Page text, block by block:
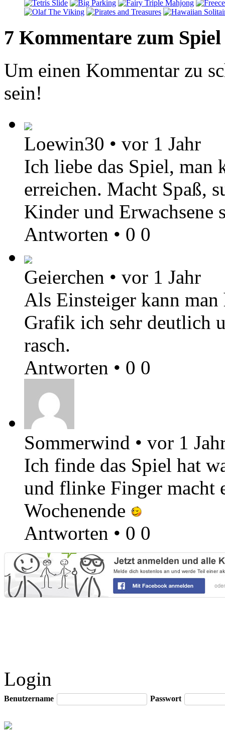
7 Kommentare zum Spiel
Um einen Kommentar zu
sein!
Loewin30 • vor 1 Jahr
Ich liebe das Spiel, man
erreichen. Macht Spaß,
Kinder und Erwachsene
Antworten • 0 0
Geierchen • vor 1 Jahr
Als Einsteiger kann
Grafik ich sehr deutlich
rasch.
Antworten • 0 0
Sommerwind • vor 1
Ich finde das Spiel hat
und flinke Finger macht
Wochenende
Antworten • 0 0
Login
Benutzername Passwort